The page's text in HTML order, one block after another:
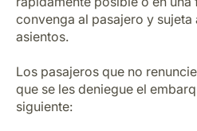
convenga al pasajero y
asientos.
Los pasajeros que no
que se les deniegue el
siguiente: